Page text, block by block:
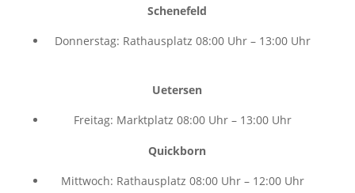
Schenefeld
Donnerstag: Rathausplatz 08:00 Uhr – 13:00 Uhr
Uetersen
Freitag: Marktplatz 08:00 Uhr – 13:00 Uhr
Quickborn
Mittwoch: Rathausplatz 08:00 Uhr – 12:00 Uhr